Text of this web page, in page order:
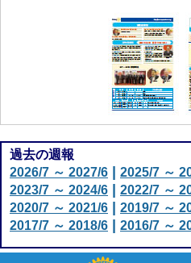
過去の週報
2026/7 ～ 2027/6
2025/7 ～
2023/7 ～ 2024/6 2022/7 ～
2020/7 ～ 2021/6 2019/7 ～
2017/7 ～ 2018/6 2016/7 ～